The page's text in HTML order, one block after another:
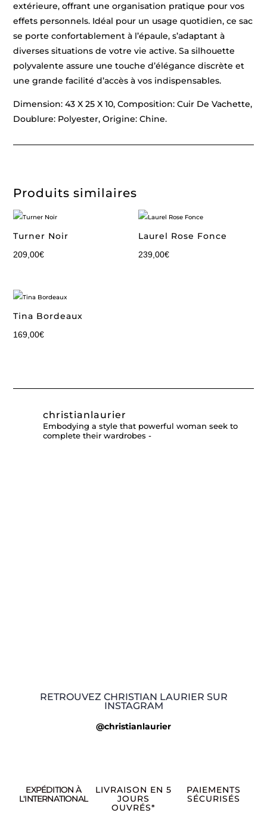
extérieure, offrant une organisation pratique pour vos
effets personnels. Idéal pour un usage quotidien, ce sac
se porte confortablement à l’épaule, s’adaptant à
diverses situations de votre vie active. Sa silhouette
polyvalente assure une touche d’élégance discrète et
une grande facilité d’accès à vos indispensables.
Dimension: 43 X 25 X 10, Composition: Cuir De Vachette,
Doublure: Polyester, Origine: Chine.
Produits similaires
Turner Noir
209,00€
Laurel Rose Fonce
239,00€
Tina Bordeaux
169,00€
christianlaurier
Embodying a style that powerful woman seek to
complete their wardrobes -
RETROUVEZ CHRISTIAN LAURIER SUR
INSTAGRAM
@christianlaurier
EXPÉDITION À
L'INTERNATIONAL
LIVRAISON EN 5
JOURS
OUVRÉS*
PAIEMENTS
SÉCURISÉS